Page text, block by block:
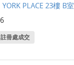
YORK PLACE 23樓 B室
註冊處成交